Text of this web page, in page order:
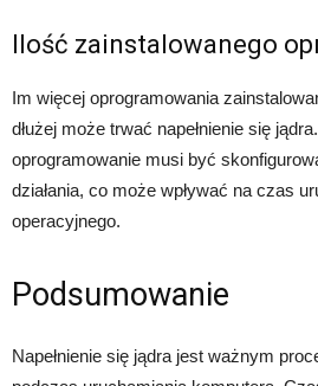
Ilość zainstalowanego
Im więcej oprogramowania
dłużej może trwać napełnienie się
oprogramowanie musi być
działania, co może wpływać na czas
operacyjnego.
Podsumowanie
Napełnienie się jądra jest ważnym